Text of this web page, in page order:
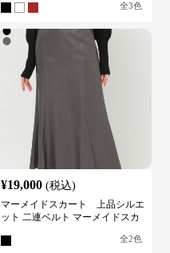
全3色
¥19,000 (税込)
マーメイドスカート 上品シルエ
ット 二連ベルト マーメイドスカ
全2色